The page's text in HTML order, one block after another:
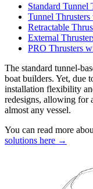
Standard Tunnel
Tunnel
Retractable
External
PRO Thrusters
The standard tunnel-
boat builders. Yet, due
installation flexibility
redesigns, allowing for
almost any vessel.
You can read more
solutions here →